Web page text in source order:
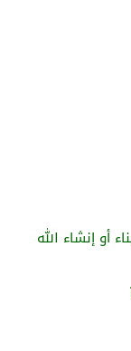
أو إنشاء الله